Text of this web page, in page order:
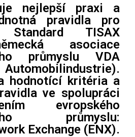
nejlepší praxi a
pravidla pro
Standard TISAX
asociace
průmyslu VDA
hodnotící kritéria a
ve spolupráci
evropského
průmyslu:
Exchange (ENX).